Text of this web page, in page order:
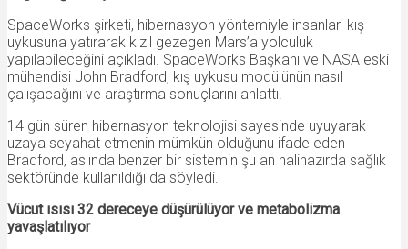
SpaceWorks şirketi, hibernasyon yöntemiyle insanları kış
uykusuna yatırarak kızıl gezegen Mars’a yolculuk
yapılabileceğini açıkladı. SpaceWorks Başkanı ve NASA eski
mühendisi John Bradford, kış uykusu modülünün nasıl
çalışacağını ve araştırma sonuçlarını anlattı.
14 gün süren hibernasyon teknolojisi sayesinde uyuyarak
uzaya seyahat etmenin mümkün olduğunu ifade eden
Bradford, aslında benzer bir sistemin şu an halihazırda sağlık
sektöründe kullanıldığı da söyledi.
Vücut ısısı 32 dereceye düşürülüyor ve metabolizma
yavaşlatılıyor